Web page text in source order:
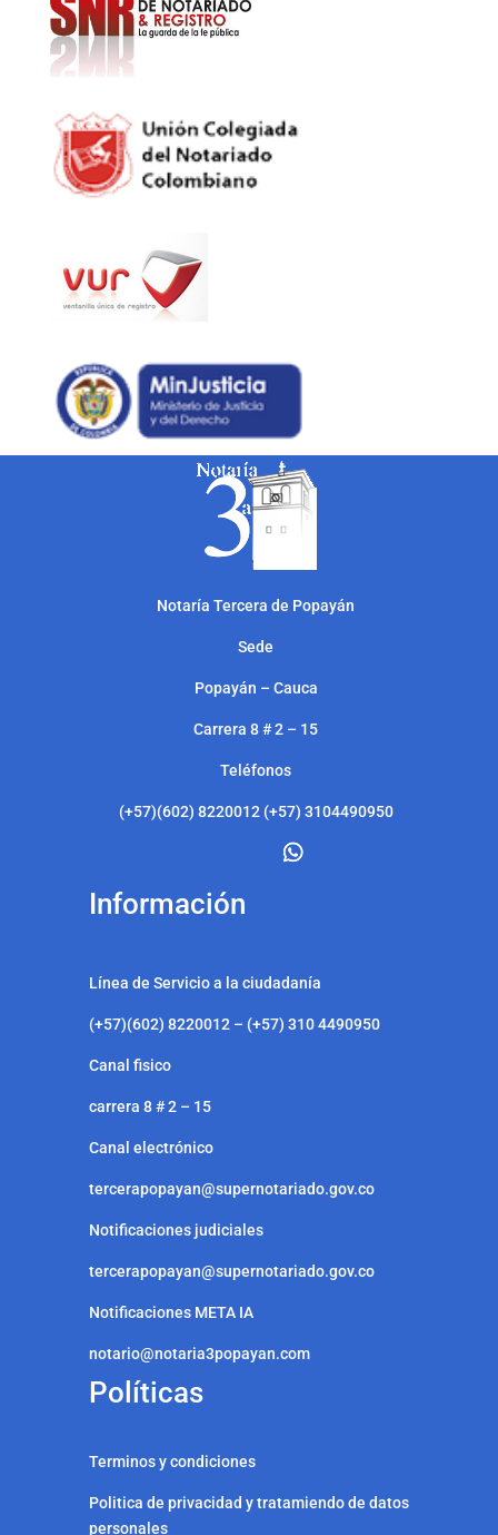
Notaría Tercera de Popayán
Sede
Popayán – Cauca
Carrera 8 # 2 – 15
Teléfonos
(+57)(602) 8220012 (+57) 3104490950
Información
Línea de Servicio a la ciudadanía
(+57)(602) 8220012 – (+57) 310 4490950
Canal fisico
carrera 8 # 2 – 15
Canal electrónico
tercerapopayan@supernotariado.gov.co
Notificaciones judiciales
tercerapopayan@supernotariado.gov.co
Notificaciones META IA
notario@notaria3popayan.com
Políticas
Terminos y condiciones
Politica de privacidad y tratamiendo de datos
personales